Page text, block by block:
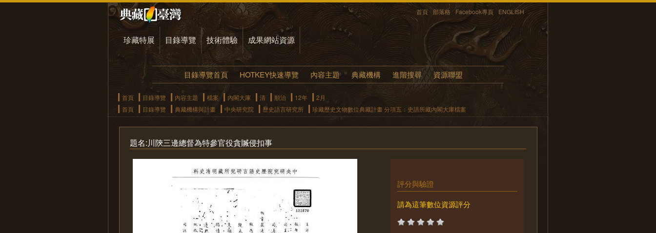
首頁 部落格 Facebook專頁 ENGLISH
珍藏特展 目錄導覽 技術體驗 成果網站資源
目錄導覽首頁 HOTKEY快速導覽 內容主題 典藏機構 進階搜尋 資源聯盟
首頁 目錄導覽 內容主題 檔案 內閣大庫 清 順治 12年
2月
首頁
目錄導覽 典藏機構與計畫 中央研究院 歷史語言研究所 珍藏歷史文物數位典藏計畫 分項五：史語所藏內閣大庫檔案
題名:川陝三邊總督為特參官役貪贓侵扣事
評分與驗證
請為這筆數位資源評分